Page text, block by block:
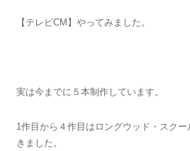
【テレビCM】やってみました。
実は今までに５本制作しています。
1作目から４作目はロングウッド・スク
きました。